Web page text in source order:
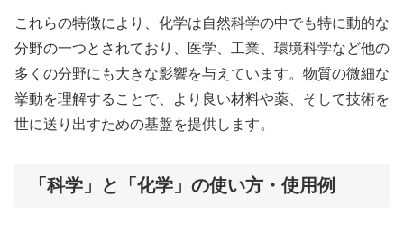
これらの特徴により、化学は自然科学の中でも特に動的な
分野の一つとされており、医学、工業、環境科学など他の
多くの分野にも大きな影響を与えています。物質の微細な
挙動を理解することで、より良い材料や薬、そして技術を
世に送り出すための基盤を提供します。
「科学」と「化学」の使い方・使用例